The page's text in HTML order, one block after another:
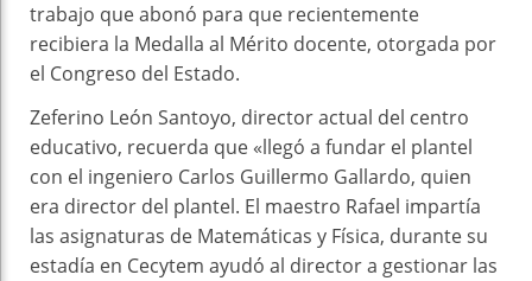
trabajo que abonó para que recientemente
recibiera la Medalla al Mérito docente, otorgada por
el Congreso del Estado.
Zeferino León Santoyo, director actual del centro
educativo, recuerda que «llegó a fundar el plantel
con el ingeniero Carlos Guillermo Gallardo, quien
era director del plantel. El maestro Rafael impartía
las asignaturas de Matemáticas y Física, durante su
estadía en Cecytem ayudó al director a gestionar las